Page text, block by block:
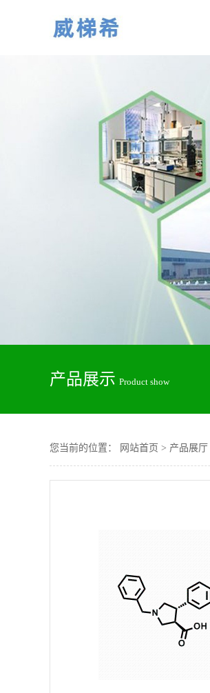
产品展示 Product show
您当前的位置： 网站首页 > 产品展厅